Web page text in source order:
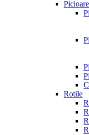
Rotile